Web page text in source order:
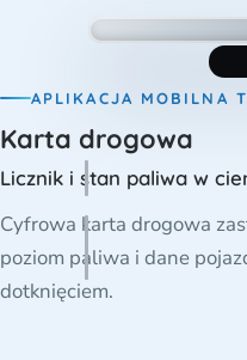
APLIKACJA MOBILNA
Karta drogowa
Licznik i stan paliwa w
Cyfrowa karta drogowa
poziom paliwa i dane
dotknięciem.